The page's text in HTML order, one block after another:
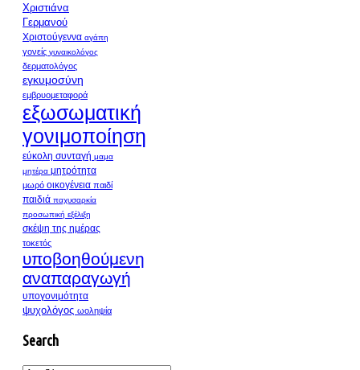
Χριστιάνα
Γερμανού
Χριστούγεννα αγάπη
γονείς γυναικολόγος
δερματολόγος
εγκυμοσύνη
εμβρυομεταφορά
εξωσωματική
γονιμοποίηση
εύκολη συνταγή μαμα
μητέρα μητρότητα
μωρό οικογένεια παιδί
παιδιά παχυσαρκία
προσωπική εξέλιξη
σκέψη της ημέρας
τοκετός
υποβοηθούμενη
αναπαραγωγή
υπογονιμότητα
ψυχολόγος ωοληψία
Search